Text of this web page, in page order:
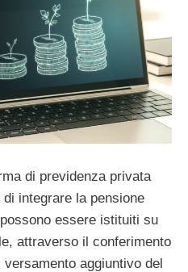
di previdenza privata
integrare la pensione
essere istituiti su
attraverso il conferimento
aggiuntivo del